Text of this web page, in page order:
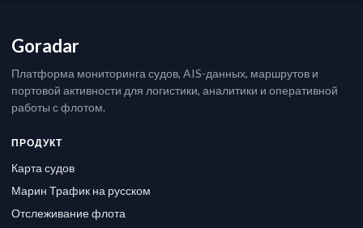
Goradar
Платформа мониторинга судов, AIS-данных, маршрутов и
портовой активности для логистики, аналитики и оперативной
работы с флотом.
ПРОДУКТ
Карта судов
Марин Трафик на русском
Отслеживание флота